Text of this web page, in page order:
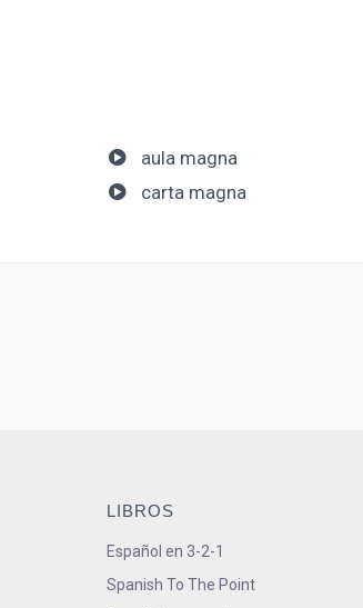
aula magna
carta magna
LIBROS
Español en 3-2-1
Spanish To The Point